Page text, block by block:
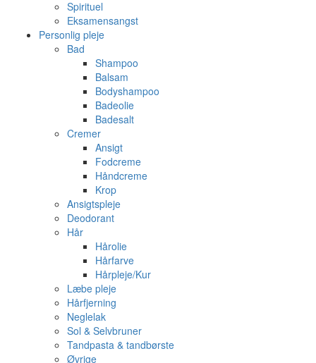
Spirituel
Eksamensangst
Personlig pleje
Bad
Shampoo
Balsam
Bodyshampoo
Badeolie
Badesalt
Cremer
Ansigt
Fodcreme
Håndcreme
Krop
Ansigtspleje
Deodorant
Hår
Hårolie
Hårfarve
Hårpleje/Kur
Læbe pleje
Hårfjerning
Neglelak
Sol & Selvbruner
Tandpasta & tandbørste
Øvrige